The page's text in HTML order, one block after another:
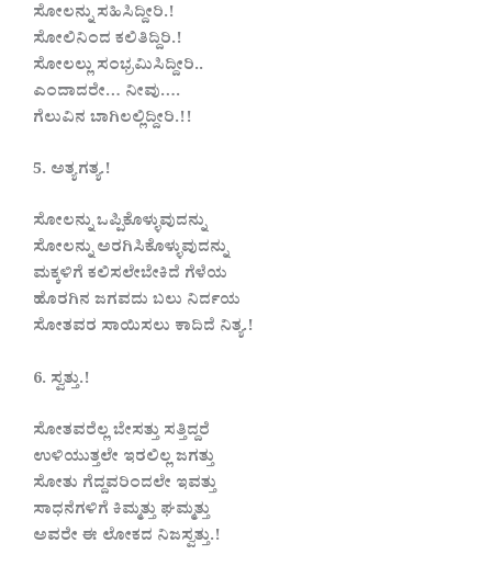
ಸೋಲನ್ನು ಸಹಿಸಿದ್ದೀರಿ.!
ಸೋಲಿನಿಂದ ಕಲಿತಿದ್ದಿರಿ.!
ಸೋಲಲ್ಲು ಸಂಭ್ರಮಿಸಿದ್ದೀರಿ..
ಎಂದಾದರೇ… ನೀವು….
ಗೆಲುವಿನ ಬಾಗಿಲಲ್ಲಿದ್ದೀರಿ.!!
5. ಅತ್ಯಗತ್ಯ.!
ಸೋಲನ್ನು ಒಪ್ಪಿಕೊಳ್ಳುವುದನ್ನು
ಸೋಲನ್ನು ಅರಗಿಸಿಕೊಳ್ಳುವುದನ್ನು
ಮಕ್ಕಳಿಗೆ ಕಲಿಸಲೇಬೇಕಿದೆ ಗೆಳೆಯ
ಹೊರಗಿನ ಜಗವದು ಬಲು ನಿರ್ದಯ
ಸೋತವರ ಸಾಯಿಸಲು ಕಾದಿದೆ ನಿತ್ಯ.!
6. ಸ್ವತ್ತು.!
ಸೋತವರೆಲ್ಲ ಬೇಸತ್ತು ಸತ್ತಿದ್ದರೆ
ಉಳಿಯುತ್ತಲೇ ಇರಲಿಲ್ಲ ಜಗತ್ತು
ಸೋತು ಗೆದ್ದವರಿಂದಲೇ ಇವತ್ತು
ಸಾಧನೆಗಳಿಗೆ ಕಿಮ್ಮತ್ತು ಘಮ್ಮತ್ತು
ಅವರೇ ಈ ಲೋಕದ ನಿಜಸ್ವತ್ತು.!